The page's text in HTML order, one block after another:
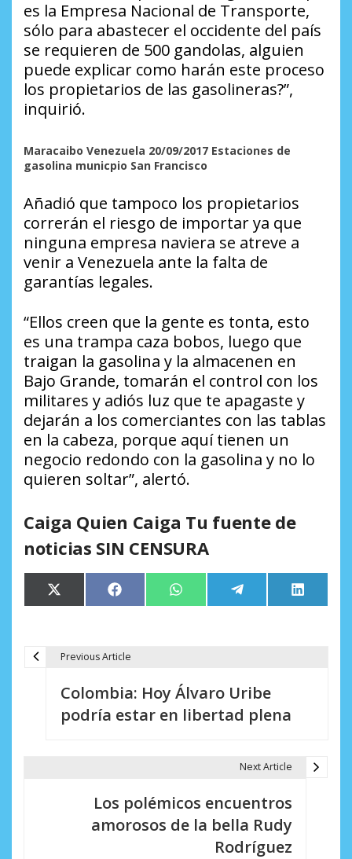
es la Empresa Nacional de Transporte,
sólo para abastecer el occidente del país
se requieren de 500 gandolas, alguien
puede explicar como harán este proceso
los propietarios de las gasolineras?”,
inquirió.
Maracaibo Venezuela 20/09/2017 Estaciones de
gasolina municpio San Francisco
Añadió que tampoco los propietarios
correrán el riesgo de importar ya que
ninguna empresa naviera se atreve a
venir a Venezuela ante la falta de
garantías legales.
“Ellos creen que la gente es tonta, esto
es una trampa caza bobos, luego que
traigan la gasolina y la almacenen en
Bajo Grande, tomarán el control con los
militares y adiós luz que te apagaste y
dejarán a los comerciantes con las tablas
en la cabeza, porque aquí tienen un
negocio redondo con la gasolina y no lo
quieren soltar”, alertó.
Caiga Quien Caiga Tu fuente de
noticias SIN CENSURA
Compartir
en
X
(Twitter)
Compartir
en
Facebook Compartir
en
WhatsApp Compartir
en
Telegram
en
LinkedIn
Previous Article
Colombia: Hoy Álvaro Uribe
podría estar en libertad plena
Next Article
Los polémicos encuentros
amorosos de la bella Rudy
Rodríguez